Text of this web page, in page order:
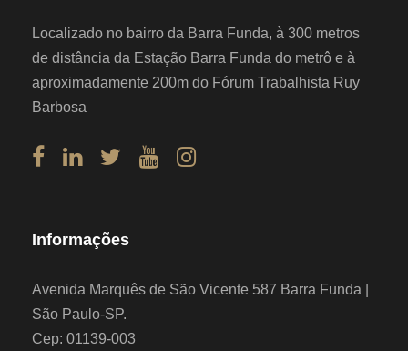
Localizado no bairro da Barra Funda, à 300 metros
de distância da Estação Barra Funda do metrô e à
aproximadamente 200m do Fórum Trabalhista Ruy
Barbosa
Informações
Avenida Marquês de São Vicente 587 Barra Funda |
São Paulo-SP.
Cep: 01139-003